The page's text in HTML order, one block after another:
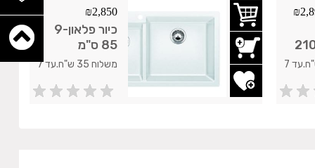
₪
210
משלוח 35 ש"ח.עד 7
₪2,850
כיור פלאון-9
85 ס"מ
Blanco
משלוח 35 ש"ח.עד 7